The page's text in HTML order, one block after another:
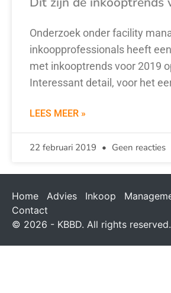
Onderzoek onder facility
inkoopprofessionals heeft
met inkooptrends voor 2019
Interessant detail, voor het
LEES MEER »
22 februari 2019 Geen reacties
Home Advies Inkoop
Contact
© 2026 - KBBD. All rights reserved.